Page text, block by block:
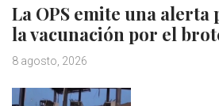
La OPS emite una
la vacunación por el
8 agosto, 2026